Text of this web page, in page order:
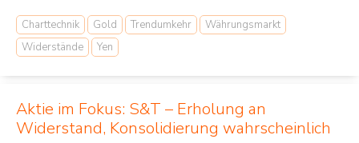
Charttechnik Gold Trendumkehr
Währungsmarkt
Widerstände
Yen
Aktie im Fokus: S&T – Erholung an
Widerstand, Konsolidierung wahrscheinlich